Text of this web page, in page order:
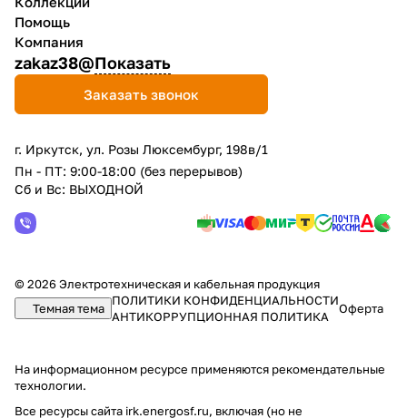
Помощь
Компания
zakaz38@Показать
Заказать звонок
г. Иркутск, ул. Розы Люксембург, 198в/1
Пн - ПТ: 9:00-18:00 (без перерывов)
Сб и Вс: ВЫХОДНОЙ
© 2026 Электротехническая и кабельная продукция
Темная тема
ПОЛИТИКИ КОНФИДЕНЦИАЛЬНОСТИ
АНТИКОРРУПЦИОННАЯ ПОЛИТИКА
Оферта
На информационном ресурсе применяются рекомендательные
технологии.
Все ресурсы сайта irk.energosf.ru, включая (но не